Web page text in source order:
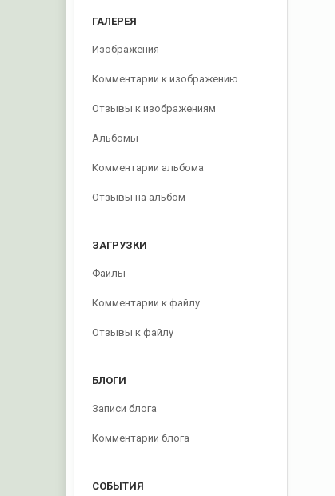
ГАЛЕРЕЯ
Изображения
Комментарии к изображению
Отзывы к изображениям
Альбомы
Комментарии альбома
Отзывы на альбом
ЗАГРУЗКИ
Файлы
Комментарии к файлу
Отзывы к файлу
БЛОГИ
Записи блога
Комментарии блога
СОБЫТИЯ